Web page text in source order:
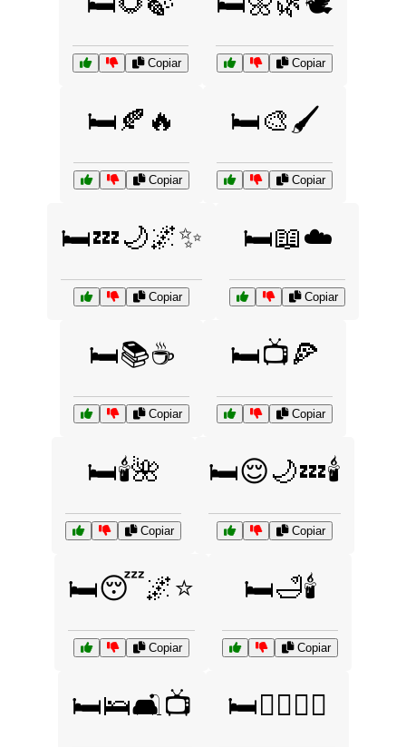
Copiar Copiar
🛏️🍂🔥
Copiar
🛏️🎨🖌️
Copiar
🛏️💤🌙🌌✨
Copiar
🛏️📖☁️
Copiar
🛏️📚☕
Copiar
🛏️📺🍕
Copiar
🛏️🕯️🌺
Copiar
🛏️😌🌙💤🕯️
Copiar
🛏️😴🌌⭐
Copiar
🛏️🛁🕯️
Copiar
🛏️🛌🛋️📺 🛏️🧖‍♀️💆‍♂️